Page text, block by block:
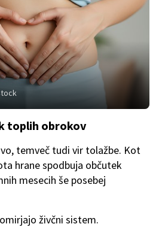
toplih obrokov
temveč tudi vir tolažbe. Kot
hrane spodbuja občutek
mesecih še posebej
živčni sistem.